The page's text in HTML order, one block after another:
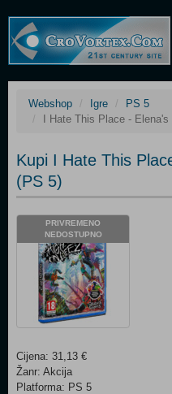
Webshop Igre
PS 5
I Hate This Place -
Kupi I Hate This
(PS 5)
PRIVREMENO
NEDOSTUPNO
Cijena: 31,13 €
Žanr: Akcija
Platforma: PS 5